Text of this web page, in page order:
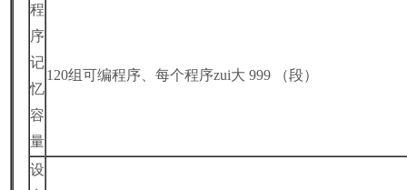
程
序
记
忆
容
量
120组可编程序、每个程序zui大 999 （段）
设